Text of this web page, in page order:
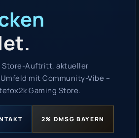
Store-Auftritt, aktueller
mit Community-Vibe –
Gaming Store.
2% DMSG BAYERN